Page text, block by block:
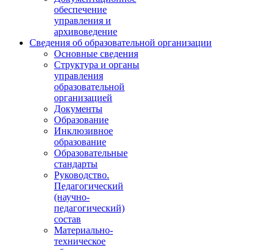
обеспечение
управления и
архивоведение
Сведения об образовательной организации
Основные сведения
Структура и органы
управления
образовательной
организацией
Документы
Образование
Инклюзивное
образование
Образовательные
стандарты
Руководство.
Педагогический
(научно-
педагогический)
состав
Материально-
техническое